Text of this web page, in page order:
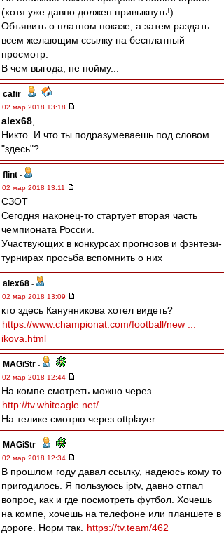
(хотя уже давно должен привыкнуть!).
Объявить о платном показе, а затем раздать
всем желающим ссылку на бесплатный
просмотр.
В чем выгода, не пойму...
cafir -
02 мар 2018 13:18
alex68
Никто. И что ты подразумеваешь под словом
"здесь"?
flint -
02 мар 2018 13:11
СЗОТ
Сегодня наконец-то стартует вторая часть
чемпионата России.
Участвующих в конкурсах прогнозов и фэнтези-
турнирах просьба вспомнить о них
alex68 -
02 мар 2018 13:09
кто здесь Канунникова хотел видеть?
https://www.championat.com/football/new ...
ikova.html
MAGi$tr -
02 мар 2018 12:44
На компе смотреть можно через
http://tv.whiteagle.net/
На телике смотрю через ottplayer
MAGi$tr -
02 мар 2018 12:34
В прошлом году давал ссылку, надеюсь кому то
пригодилось. Я пользуюсь iptv, давно отпал
вопрос, как и где посмотреть футбол. Хочешь
на компе, хочешь на телефоне или планшете в
дороге. Норм так.
https://tv.team/462